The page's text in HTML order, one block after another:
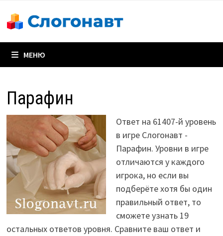
содержимому
МЕНЮ
Парафин
Ответ на 61407-й уровень
в игре Слогонавт -
Парафин. Уровни в игре
отличаются у каждого
игрока, но если вы
подберёте хотя бы один
правильный ответ, то
сможете узнать 19
остальных ответов уровня. Сравните ваш ответ и